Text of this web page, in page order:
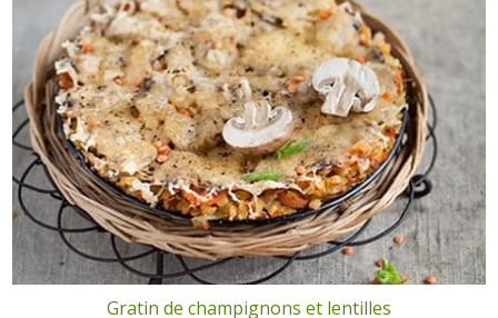
Gratin de champignons et lentilles